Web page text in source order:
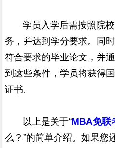
学员入学后需按照院
务，并达到学分要求。同
符合要求的毕业论文，并
到这些条件，学员将获得
证书。
以上是关于“MBA免联
么？”的简单介绍。如果您